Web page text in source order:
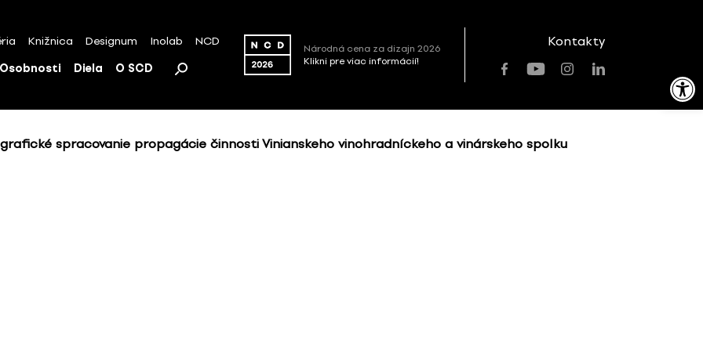
Open toolbar
Knižnica Designum Inolab NCD
Osobnosti Diela O SCD
Národná cena za dizajn 2026
Klikni pre viac informácií!
Kontakty
spracovanie propagácie činnosti Vinianskeho vinohradníckeho a vinárskeho spolku